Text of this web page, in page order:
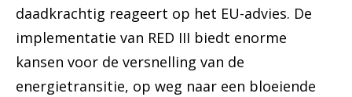
daadkrachtig reageert op het EU-advies. De
implementatie van RED III biedt enorme
kansen voor de versnelling van de
energietransitie, op weg naar een bloeiende